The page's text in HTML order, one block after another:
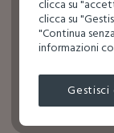
clicca su
clicca su
"Continua
informazioni